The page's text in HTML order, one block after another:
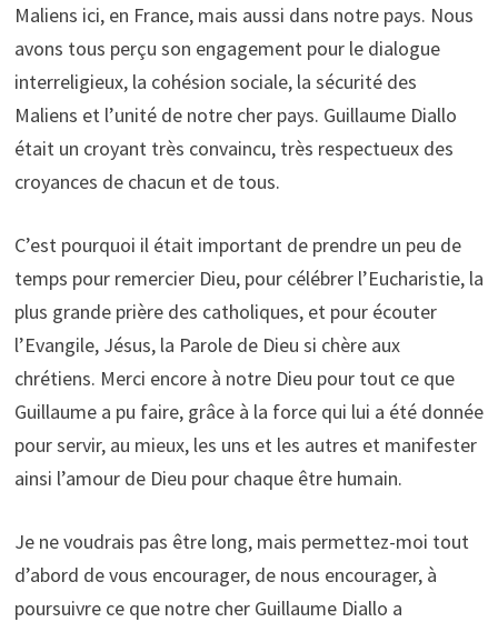
Maliens ici, en France, mais aussi dans notre pays. Nous
avons tous perçu son engagement pour le dialogue
interreligieux, la cohésion sociale, la sécurité des
Maliens et l’unité de notre cher pays. Guillaume Diallo
était un croyant très convaincu, très respectueux des
croyances de chacun et de tous.
C’est pourquoi il était important de prendre un peu de
temps pour remercier Dieu, pour célébrer l’Eucharistie, la
plus grande prière des catholiques, et pour écouter
l’Evangile, Jésus, la Parole de Dieu si chère aux
chrétiens. Merci encore à notre Dieu pour tout ce que
Guillaume a pu faire, grâce à la force qui lui a été donnée
pour servir, au mieux, les uns et les autres et manifester
ainsi l’amour de Dieu pour chaque être humain.
Je ne voudrais pas être long, mais permettez-moi tout
d’abord de vous encourager, de nous encourager, à
poursuivre ce que notre cher Guillaume Diallo a